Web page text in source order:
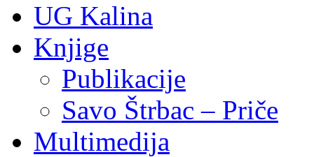
UG Kalina
Knjige
Publikacije
Savo Štrbac – Priče
Multimedija